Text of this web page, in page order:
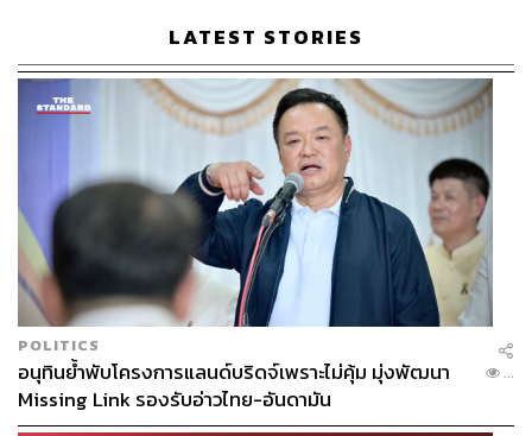
LATEST STORIES
POLITICS
อนุทินย้ำพับโครงการแลนด์บริดจ์เพราะไม่คุ้ม มุ่งพัฒนา
Missing Link รองรับอ่าวไทย-อันดามัน
...